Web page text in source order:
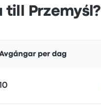
Przemyśl?
per dag